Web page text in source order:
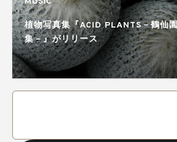
植物写真集『ACID PLANTS－鶴仙
集－』がリリース